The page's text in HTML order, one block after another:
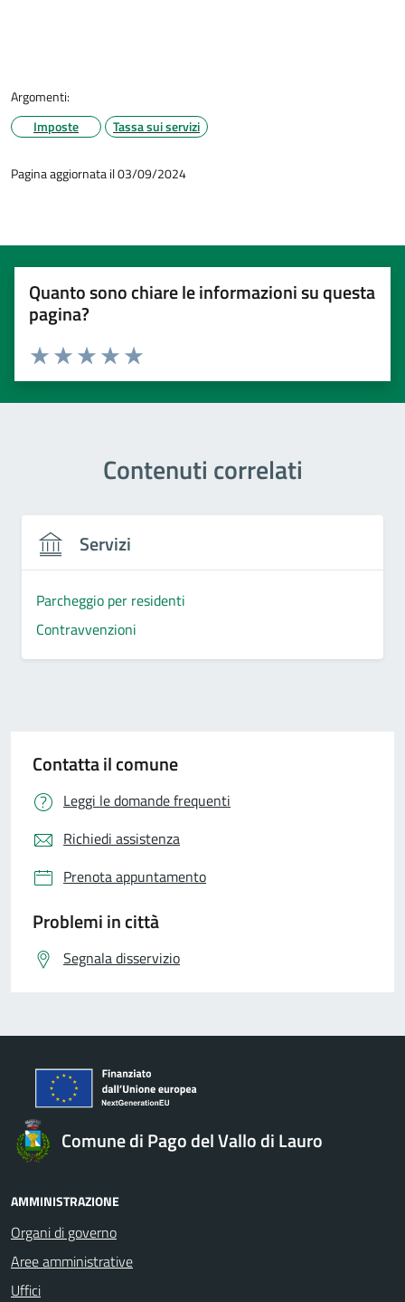
Argomenti:
Imposte
Tassa sui servizi
Pagina aggiornata il 03/09/2024
Quanto sono chiare le informazioni su questa
pagina?
Valuta 5 stelle su 5
Valuta 4 stelle su 5
Valuta 3 stelle su 5
Valuta 2 stelle su 5
Valuta 1 stelle su 5
Contenuti correlati
Servizi
Parcheggio per residenti
Contravvenzioni
Contatta il comune
Leggi le domande frequenti
Richiedi assistenza
Prenota appuntamento
Problemi in città
Segnala disservizio
Comune di Pago del Vallo di Lauro
AMMINISTRAZIONE
Organi di governo
Aree amministrative
Uffici